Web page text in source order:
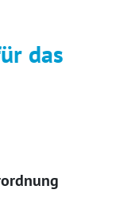
das